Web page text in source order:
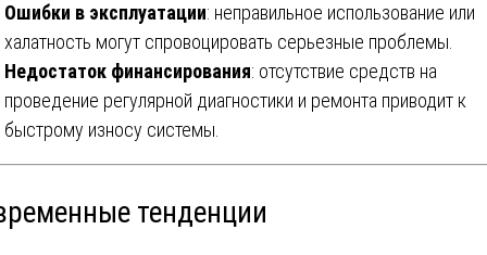
Ошибки в эксплуатации: неправильное использование или
халатность могут спровоцировать серьезные проблемы.
Недостаток финансирования: отсутствие средств на
проведение регулярной диагностики и ремонта приводит к
быстрому износу системы.
тенденции